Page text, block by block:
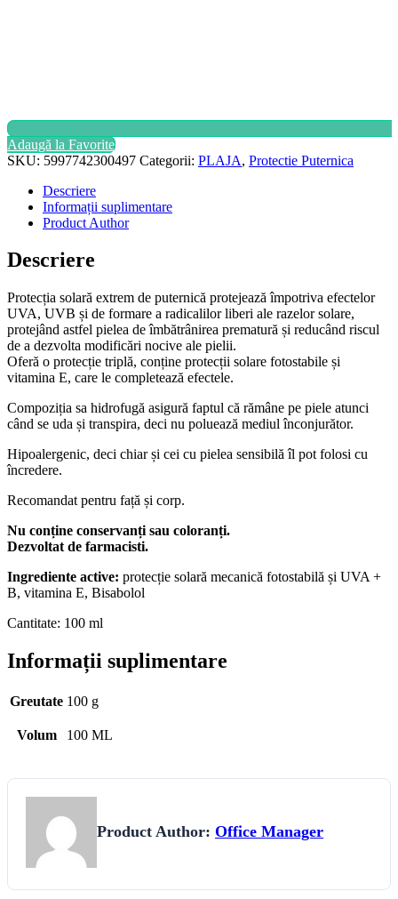
Adaugă la Favorite
SKU: 5997742300497 Categorii: PLAJA, Protectie Puternica
Descriere
Informații suplimentare
Product Author
Descriere
Protecția solară extrem de puternică protejează împotriva efectelor
UVA, UVB și de formare a radicalilor liberi ale razelor solare,
protejând astfel pielea de îmbătrânirea prematură și reducând riscul
de a dezvolta modificări nocive ale pielii.
Oferă o protecție triplă, conține protecții solare fotostabile și
vitamina E, care le completează efectele.
Compoziția sa hidrofugă asigură faptul că rămâne pe piele atunci
când se uda și transpira, deci nu poluează mediul înconjurător.
Hipoalergenic, deci chiar și cei cu pielea sensibilă îl pot folosi cu
încredere.
Recomandat pentru față și corp.
Nu conține conservanți sau coloranți.
Dezvoltat de farmacisti.
Ingrediente active: protecție solară mecanică fotostabilă și UVA +
B, vitamina E, Bisabolol
Cantitate: 100 ml
Informații suplimentare
Greutate 100 g
Volum 100 ML
Product Author: Office Manager